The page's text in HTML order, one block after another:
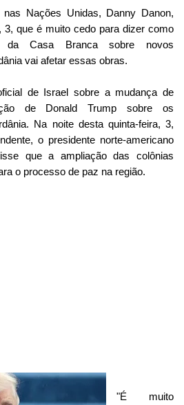
Nações Unidas, Danny Danon,
3, que é muito cedo para dizer como
da Casa Branca sobre novos
vai afetar essas obras.
de Israel sobre a mudança de
de Donald Trump sobre os
Na noite desta quinta-feira, 3,
o presidente norte-americano
que a ampliação das colônias
o processo de paz na região.
"É muito